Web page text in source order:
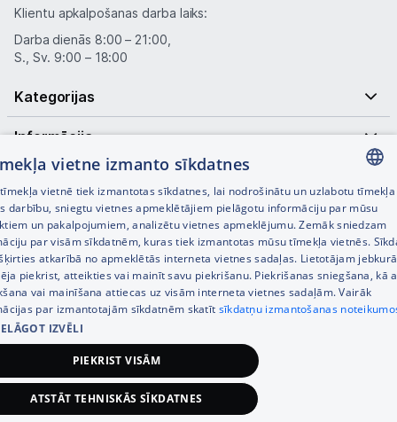
Klientu apkalpošanas darba laiks:
Darba dienās 8:00 – 21:00,
S., Sv. 9:00 – 18:00
Kategorijas
Informācija
Noderīgas saites
© SIA Tet 2026 -
LATVIAN
RUSSIAN
ENGLISH
vietne izmanto sīkdatnes
vietnē tiek izmantotas sīkdatnes, lai nodrošinātu un uzlabotu tīmekļa
darbību, sniegtu vietnes apmeklētājiem pielāgotu informāciju par mūsu
un pakalpojumiem, analizētu vietnes apmeklējumu. Zemāk sniedzam
par visām sīkdatnēm, kuras tiek izmantotas mūsu tīmekļa vietnēs.
atkarībā no apmeklētās interneta vietnes sadaļas. Lietotājam
piekrist, atteikties vai mainīt savu piekrišanu. Piekrišanas sniegšana, kā
vai mainīšana attiecas uz visām interneta vietnes sadaļām. Vairāk
par izmantotajām sīkdatnēm skatīt sīkdatņu izmantošanas
IZVĒLI
PIEKRIST VISĀM
ATSTĀT TEHNISKĀS SĪKDATNES